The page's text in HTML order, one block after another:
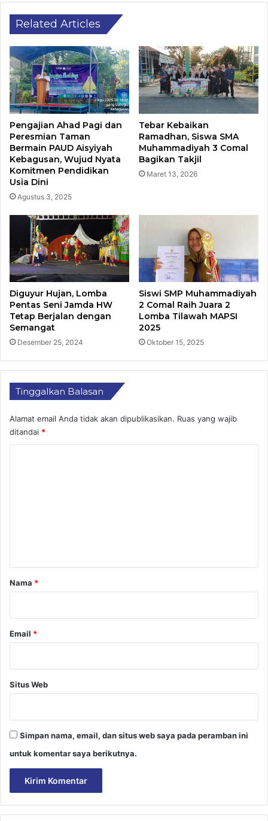
Related Articles
Pengajian Ahad Pagi dan
Peresmian Taman
Bermain PAUD Aisyiyah
Kebagusan, Wujud Nyata
Komitmen Pendidikan
Usia Dini
Agustus 3, 2025
Tebar Kebaikan
Ramadhan, Siswa SMA
Muhammadiyah 3 Comal
Bagikan Takjil
Maret 13, 2026
Diguyur Hujan, Lomba
Pentas Seni Jamda HW
Tetap Berjalan dengan
Semangat
Desember 25, 2024
Siswi SMP Muhammadiyah
2 Comal Raih Juara 2
Lomba Tilawah MAPSI
2025
Oktober 15, 2025
Tinggalkan Balasan
Alamat email Anda tidak akan dipublikasikan. Ruas yang wajib
ditandai *
r
Nama *
Email *
Situs Web
Simpan nama, email, dan situs web saya pada peramban ini
untuk komentar saya berikutnya.